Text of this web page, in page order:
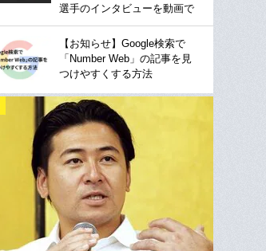
選手のインタビューを動画で
【お知らせ】Google検索で
「Number Web」の記事を見
つけやすくする方法